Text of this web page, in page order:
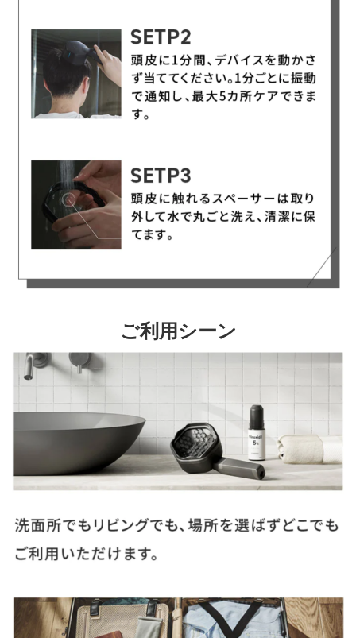
ご利用シーン